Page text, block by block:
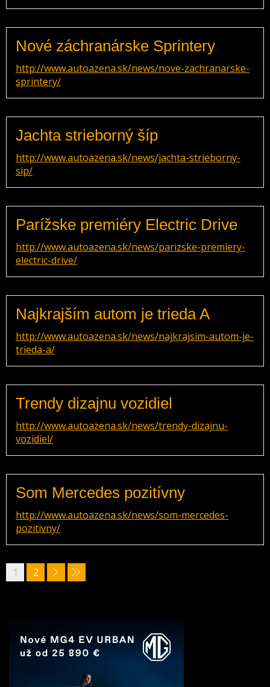
Nové záchranárske Sprintery
http://www.autoazena.sk/news/nove-zachranarske-
sprintery/
Jachta strieborný šíp
http://www.autoazena.sk/news/jachta-strieborny-
sip/
Parížske premiéry Electric Drive
http://www.autoazena.sk/news/parizske-premiery-
electric-drive/
Najkrajším autom je trieda A
http://www.autoazena.sk/news/najkrajsim-autom-je-
trieda-a/
Trendy dizajnu vozidiel
http://www.autoazena.sk/news/trendy-dizajnu-
vozidiel/
Som Mercedes pozitívny
http://www.autoazena.sk/news/som-mercedes-
pozitivny/
1 2